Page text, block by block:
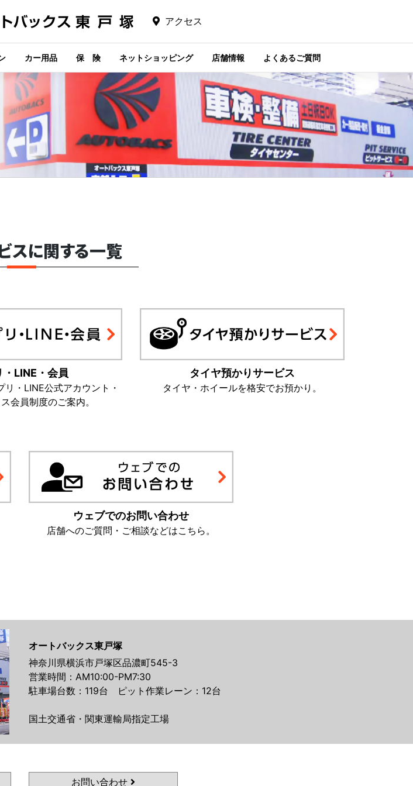
アクセス
カー用品 保 険 ネットショッピング 店舗情報 よくあるご質問
スに関する一覧
・LINE・会員
リ・LINE公式アカウント・
会員制度のご案内。
タイヤ預かりサービス
タイヤ・ホイールを格安でお預かり。
ウェブでのお問い合わせ
店舗へのご質問・ご相談などはこちら。
オートバックス東戸塚
神奈川県横浜市戸塚区品濃町545-3
営業時間：AM10:00-PM7:30
駐車場台数：119台 ピット作業レーン：12台
国土交通省・関東運輸局指定工場
お問い合わせ